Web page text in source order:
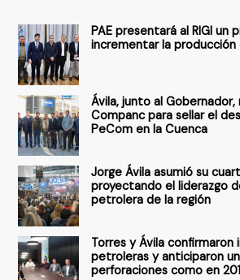
c
a
r
o
r
:
PAE presentará al RIGI un
incrementar la producción
Ávila, junto al
Companc para sellar el
PeCom en la Cuenca
Jorge Ávila asumió su
proyectando el liderazgo
petrolera de la región
Torres y Ávila confirmaron
petroleras y anticiparon
perforaciones como en